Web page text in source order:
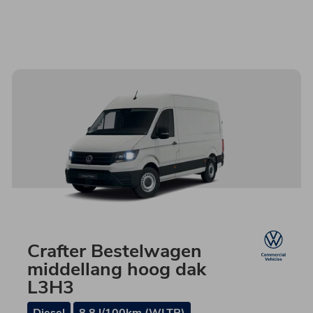
Crafter Bestelwagen
middellang hoog dak
L3H3